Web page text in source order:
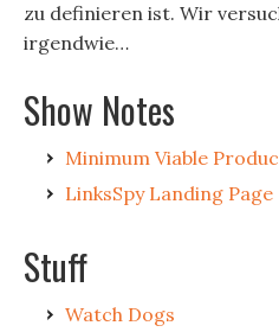
zu definieren ist. Wir
irgendwie…
Show Notes
Minimum Viable
LinksSpy Landing Page
Stuff
Watch Dogs